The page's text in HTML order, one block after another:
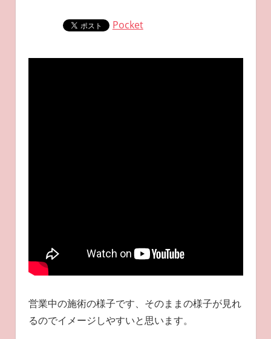
Pocket
営業中の施術の様子です、そのままの様子が見れ
るのでイメージしやすいと思います。